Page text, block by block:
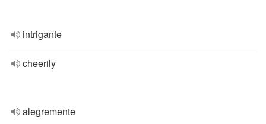
intrigante
cheerily
alegremente